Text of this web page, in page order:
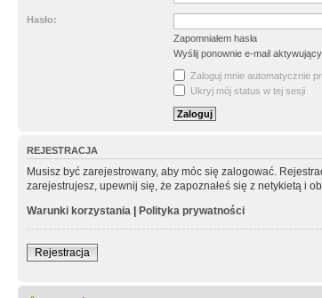
Hasło:
Zapomniałem hasła
Wyślij ponownie e-mail aktywujący
Zaloguj mnie automatycznie
Ukryj mój status w tej sesji
REJESTRACJA
Musisz być zarejestrowany, aby móc się zalogować.
zarejestrujesz, upewnij się, że zapoznałeś się z netykietą i
Warunki korzystania | Polityka prywatności
Rejestracja